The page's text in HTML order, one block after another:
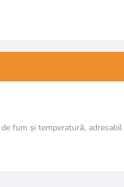
fum și temperatură, adresabil